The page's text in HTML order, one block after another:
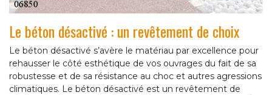
Le béton désactivé : un revêtement de choix
Le béton désactivé s’avère le matériau par excellence pour
rehausser le côté esthétique de vos ouvrages du fait de sa
robustesse et de sa résistance au choc et autres agressions
climatiques. Le béton désactivé est un revêtement de